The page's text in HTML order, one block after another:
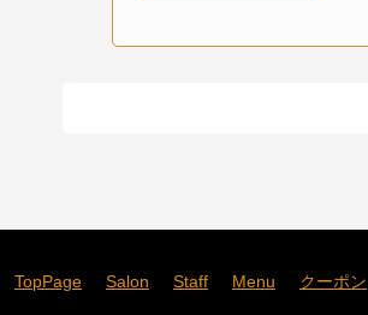
TopPage Salon Staff Menu クーポン